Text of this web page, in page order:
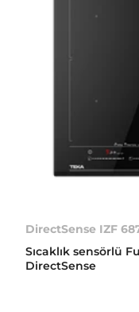
DirectSense IZF
Sıcaklık sensörlü
DirectSense